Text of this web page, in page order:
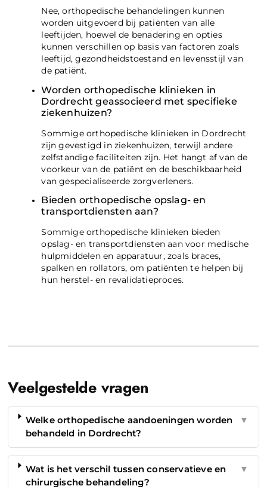
Nee, orthopedische behandelingen kunnen
worden uitgevoerd bij patiënten van alle
leeftijden, hoewel de benadering en opties
kunnen verschillen op basis van factoren zoals
leeftijd, gezondheidstoestand en levensstijl van
de patiënt.
Worden orthopedische klinieken in
Dordrecht geassocieerd met specifieke
ziekenhuizen?
Sommige orthopedische klinieken in Dordrecht
zijn gevestigd in ziekenhuizen, terwijl andere
zelfstandige faciliteiten zijn. Het hangt af van de
voorkeur van de patiënt en de beschikbaarheid
van gespecialiseerde zorgverleners.
Bieden orthopedische opslag- en
transportdiensten aan?
Sommige orthopedische klinieken bieden
opslag- en transportdiensten aan voor medische
hulpmiddelen en apparatuur, zoals braces,
spalken en rollators, om patiënten te helpen bij
hun herstel- en revalidatieproces.
Veelgestelde vragen
Welke orthopedische aandoeningen worden
behandeld in Dordrecht?
▼
Wat is het verschil tussen conservatieve en
chirurgische behandeling?
▼